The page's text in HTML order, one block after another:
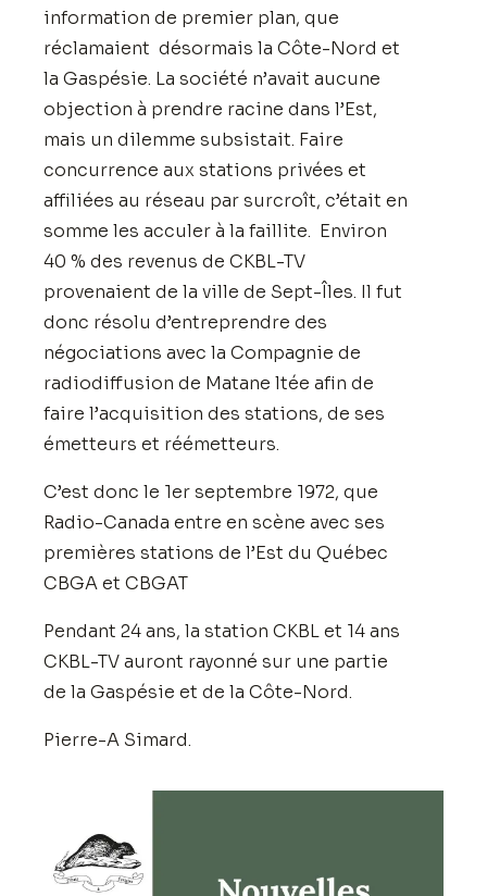
information de premier plan, que
réclamaient désormais la Côte-Nord et
la Gaspésie. La société n’avait aucune
objection à prendre racine dans l’Est,
mais un dilemme subsistait. Faire
concurrence aux stations privées et
affiliées au réseau par surcroît, c’était en
somme les acculer à la faillite. Environ
40 % des revenus de CKBL-TV
provenaient de la ville de Sept-Îles. Il fut
donc résolu d’entreprendre des
négociations avec la Compagnie de
radiodiffusion de Matane ltée afin de
faire l’acquisition des stations, de ses
émetteurs et réémetteurs.
C’est donc le 1er septembre 1972, que
Radio-Canada entre en scène avec ses
premières stations de l’Est du Québec
CBGA et CBGAT
Pendant 24 ans, la station CKBL et 14 ans
CKBL-TV auront rayonné sur une partie
de la Gaspésie et de la Côte-Nord.
Pierre-A Simard.